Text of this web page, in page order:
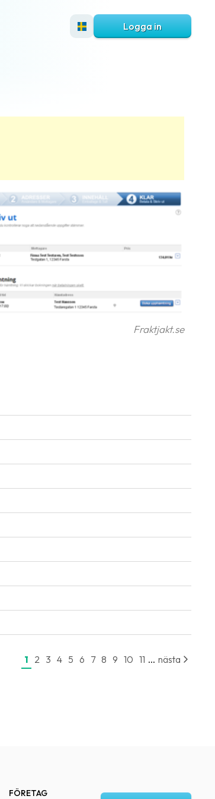
Logga in
Fraktjakt.se
1 2 3 4 5 6 7 8 9 10 11 ... nästa
FÖRETAG